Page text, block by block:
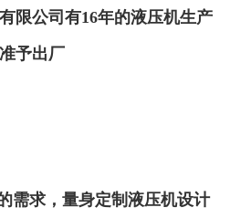
限公司有16年的液压机生产
予出厂
需求，量身定制液压机设计